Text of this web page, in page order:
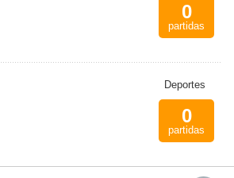
0
partidas
Deportes
0
partidas